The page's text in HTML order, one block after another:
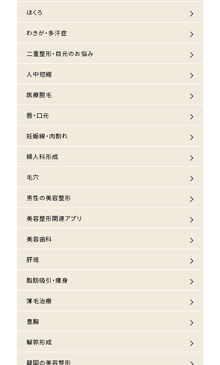
ほくろ
わきが・多汗症
二重整形・目元のお悩み
人中短縮
医療脱毛
唇・口元
妊娠線・肉割れ
婦人科形成
毛穴
男性の美容整形
美容整形関連アプリ
美容歯科
肝斑
脂肪吸引・痩身
薄毛治療
豊胸
輪郭形成
韓国の美容整形